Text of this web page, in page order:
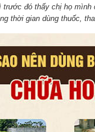
đó thấy chị họ mình
thời gian dùng thuốc,